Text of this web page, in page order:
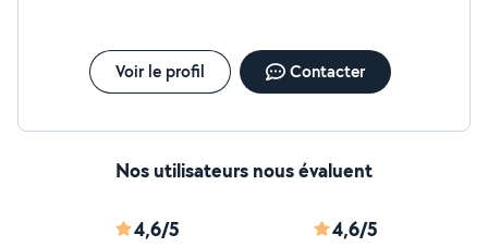
Voir le profil Contacter
Nos utilisateurs nous évaluent
4,6/5 4,6/5